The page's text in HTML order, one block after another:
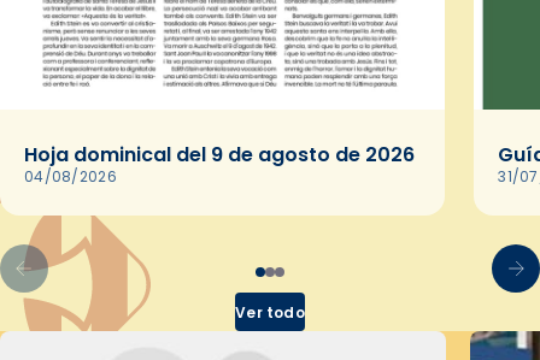
Hoja dominical del 9 de agosto de 2026
04/08/2026 31/
Ver todo